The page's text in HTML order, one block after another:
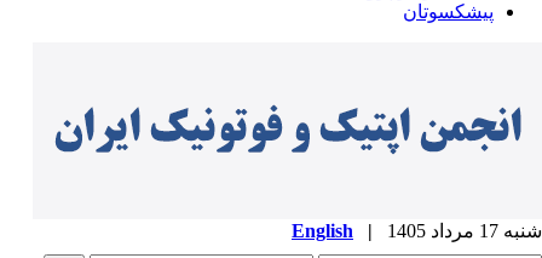
پیشکسوتان
مرداد 1405 |
English